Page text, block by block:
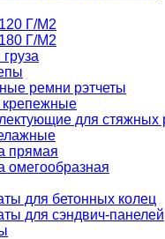
Г/М2
Г/М2
ремни рэтчеты
крепежные
для стяжных
прямая
омегообразная
для бетонных колец
для сэндвич-панелей